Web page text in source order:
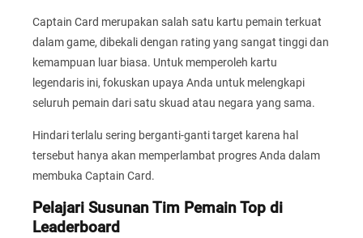
Captain Card merupakan salah satu kartu pemain terkuat
dalam game, dibekali dengan rating yang sangat tinggi dan
kemampuan luar biasa. Untuk memperoleh kartu
legendaris ini, fokuskan upaya Anda untuk melengkapi
seluruh pemain dari satu skuad atau negara yang sama.
Hindari terlalu sering berganti-ganti target karena hal
tersebut hanya akan memperlambat progres Anda dalam
membuka Captain Card.
Pelajari Susunan Tim Pemain Top di
Leaderboard